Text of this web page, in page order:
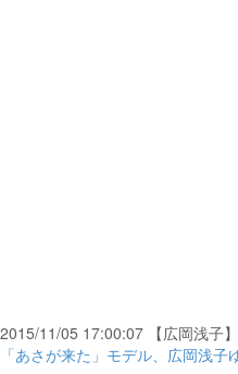
2015/11/05 17:00:07 【広岡浅子】
「あさが来た」モデル、広岡浅